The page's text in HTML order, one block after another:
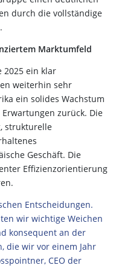
durch die vollständige
Marktumfeld
2025 ein klar
weiterhin sehr
ein solides Wachstum
zurück. Die
strukturelle
Geschäft. Die
Effizienzorientierung
Entscheidungen.
wir wichtige Weichen
konsequent an der
die wir vor einem Jahr
CEO der